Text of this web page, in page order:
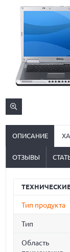
ОПИСАНИЕ
ОТЗЫВЫ
Тип продукта
Тип
Область